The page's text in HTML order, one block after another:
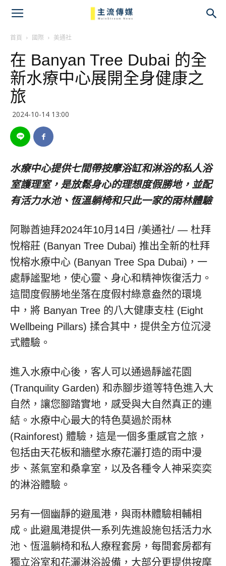
首頁 國際 美通社
在 Banyan Tree Dubai 的全
新水療中心展開全身健康之
旅
2024-10-14 13:00
水療中心提供七間帶按摩浴缸和淋浴的私人浴
室護理室，是放鬆身心的理想度假勝地，並配
有活力水池、恆溫躺椅和只此一家的雨林體驗
阿聯酋迪拜2024年10月14日 /美通社/ — 杜拜
悅榕莊 (Banyan Tree Dubai) 推出全新的杜拜
悅榕水療中心 (Banyan Tree Spa Dubai)，一
處靜謐聖地，使心靈、身心和精神恢復活力。
這間度假勝地坐落在度假村綠意盎然的環境
中，將 Banyan Tree 的八大健康支柱 (Eight
Wellbeing Pillars) 揉合其中，提供全方位沉浸
式體驗。
進入水療中心後，客人可以通過靜謐花園
(Tranquility Garden) 和赤腳步道等特色進入大
自然，讓您腳踏實地，感受與大自然真正的連
結。水療中心最大的特色莫過於雨林
(Rainforest) 體驗，這是一個多重感官之旅，
包括由天花板和牆壁水療花灑打造的雨中漫
步、蒸氣室和桑拿室，以及各種令人神采奕奕
的淋浴體驗。
另有一個幽靜的避風港，與雨林體驗相輔相
成。此避風港提供一系列先進設施包括活力水
池、恆溫躺椅和私人療程套房，每間套房都有
獨立浴室和花灑淋浴設備，大部分更提供按摩